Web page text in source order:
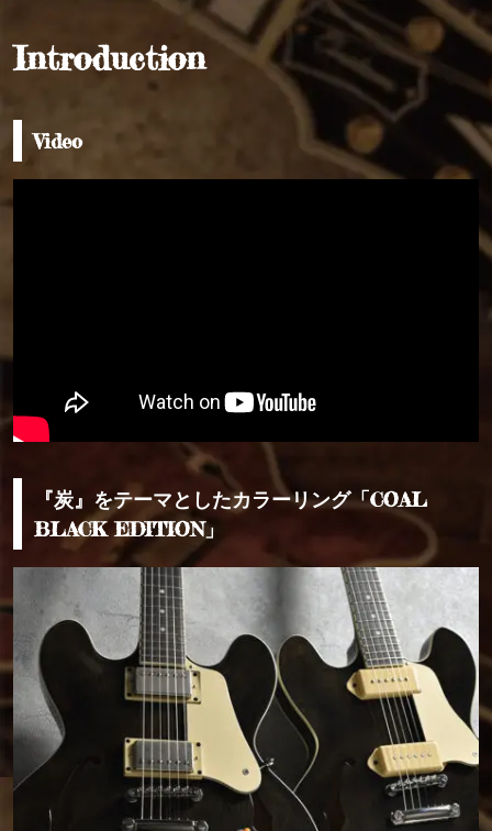
Introduction
Video
『炭』をテーマとしたカラーリング「COAL
BLACK EDITION」